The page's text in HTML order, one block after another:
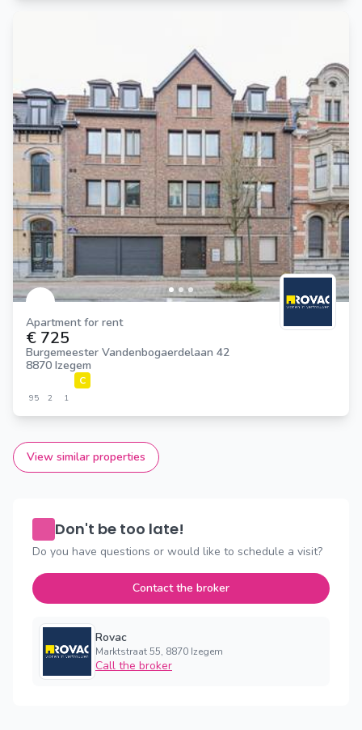
Apartment for rent
€ 725
Burgemeester Vandenbogaerdelaan 42
8870 Izegem
95 2 1
C
View similar properties
Don't be too late!
Do you have questions or would like to schedule a visit?
Contact the broker
Rovac
Marktstraat 55, 8870 Izegem
Call the broker